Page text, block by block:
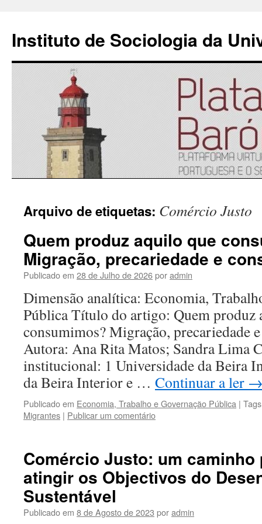
Instituto de Sociologia da
para
conteúdo
Arquivo de etiquetas: Comércio Justo
Quem produz aquilo que
Migração, precariedade e
Publicado em 28 de Julho de 2026poradmin
Dimensão analítica: Economia,
Pública Título do artigo: Quem produz
consumimos? Migração, precariedade
Autora: Ana Rita Matos; Sandra Lima
institucional: 1 Universidade da Beira
da Beira Interior e … Continuar a ler
Publicado em Economia, Trabalho e Governação Pública | Tags
Migrantes | Publicar um comentário
Comércio Justo: um
atingir os Objectivos do
Sustentável
Publicado em 8 de Agosto de 2023 poradmin